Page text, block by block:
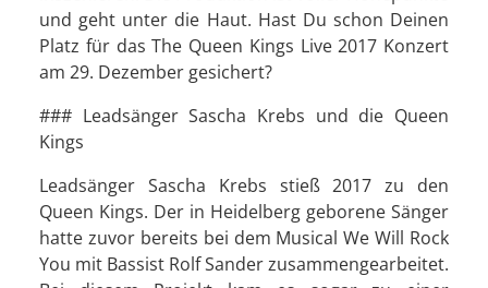
und geht unter die Haut. Hast Du schon Deinen
Platz für das The Queen Kings Live 2017 Konzert
am 29. Dezember gesichert?
### Leadsänger Sascha Krebs und die Queen
Kings
Leadsänger Sascha Krebs stieß 2017 zu den
Queen Kings. Der in Heidelberg geborene Sänger
hatte zuvor bereits bei dem Musical We Will Rock
You mit Bassist Rolf Sander zusammengearbeitet.